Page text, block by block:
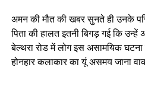
अमन की मौत की खबर सुनते ही उनके
पिता की हालत इतनी बिगड़ गई कि उन्हें
बेल्थरा रोड में लोग इस असामयिक
होनहार कलाकार का यूं असमय जाना